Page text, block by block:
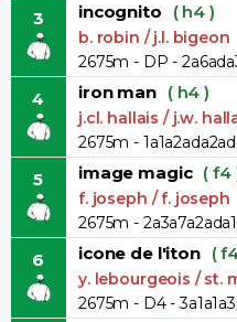
3 incognito ( h4 )
b. robin / j.l. bigeon
2675m - DP -
4 iron man ( h4 )
j.cl. hallais / j.w.
2675m -
5 image magic ( f4
f. joseph / f. joseph
2675m -
6 icone de l'iton (
y. lebourgeois / st.
2675m - D4 -